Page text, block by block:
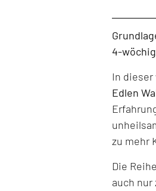
4-
In dieser
Edlen
zu mehr
Die
auch